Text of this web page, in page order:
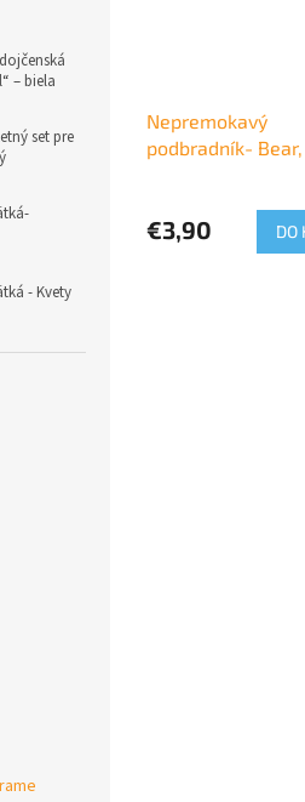
– biela
set pre
- Kvety
Nepremokavý
podbradník- Bear,
€3,90 DO